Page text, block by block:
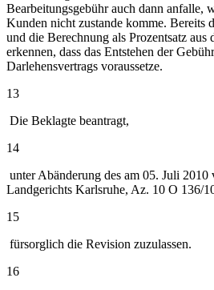
Bearbeitungsgebühr auch dann anfalle,
Kunden nicht zustande komme. Bereits
und die Berechnung als Prozentsatz aus
erkennen, dass das Entstehen der
Darlehensvertrags voraussetze.
13
Die Beklagte beantragt,
14
unter Abänderung des am 05. Juli 2010
Landgerichts Karlsruhe, Az. 10 O 136/
15
fürsorglich die Revision zuzulassen.
16